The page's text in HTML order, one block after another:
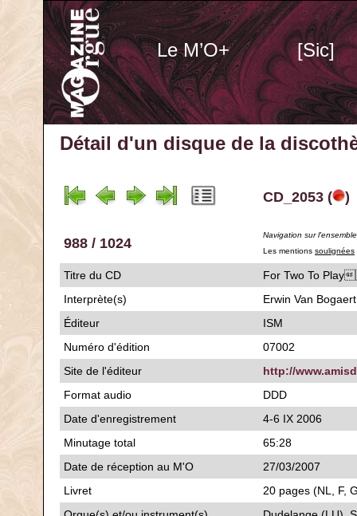
Le M’O+ [Sic]
Détail d'un disque de la
CD_2053 ( )
988 / 1024
Navigation sur
Les mentions soulignées
Titre du CD
For
Interprète(s)
Erwin Van
Éditeur
ISM
Numéro d'édition
07002
Site de l'éditeur
http://
Format audio
DDD
Date d'enregistrement
4-6 IX 2006
Minutage total
65:28
Date de réception au M'O
27/03/2007
Livret
20 pages (NL, F,